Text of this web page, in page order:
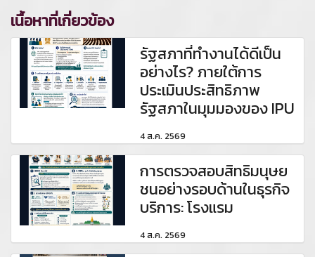
เนื้อหาที่เกี่ยวข้อง
รัฐสภาที่ทำงานได้ดีเป็น
อย่างไร? ภายใต้การ
ประเมินประสิทธิภาพ
รัฐสภาในมุมมองของ IPU
4 ส.ค. 2569
การตรวจสอบสิทธิมนุษย
ชนอย่างรอบด้านในธุรกิจ
บริการ: โรงแรม
4 ส.ค. 2569